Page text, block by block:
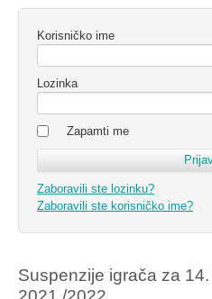
Korisničko ime
Lozinka
Zapamti me
Zaboravili ste lozinku?
Zaboravili ste korisničko ime?
Suspenzije igrača za